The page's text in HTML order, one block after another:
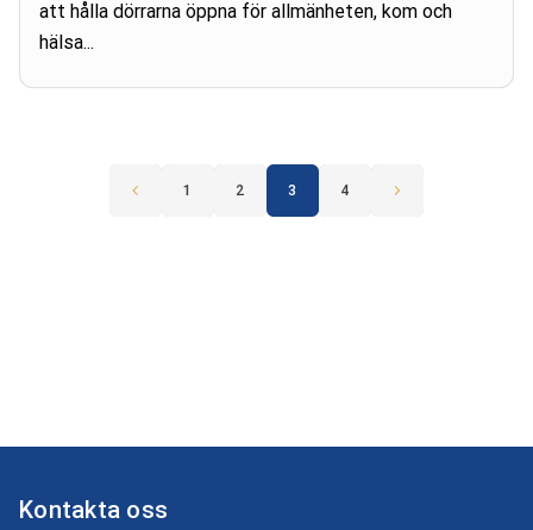
att hålla dörrarna öppna för allmänheten, kom och
hälsa...
1 2 3 4
Kontakta oss